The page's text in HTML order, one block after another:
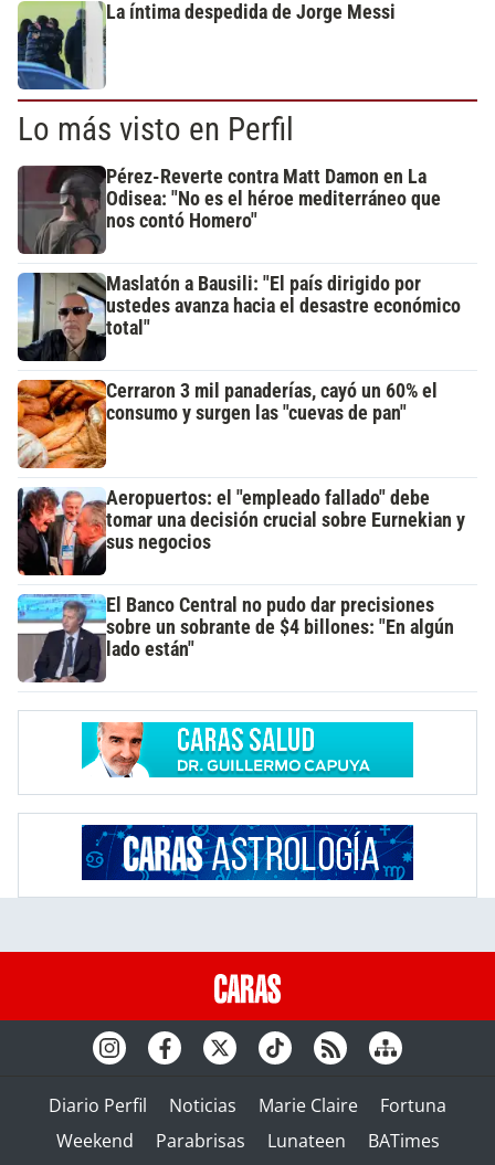
La íntima despedida de Jorge Messi
Lo más visto en Perfil
Pérez-Reverte contra Matt Damon en La
Odisea: "No es el héroe mediterráneo que
nos contó Homero"
Maslatón a Bausili: "El país dirigido por
ustedes avanza hacia el desastre económico
total"
Cerraron 3 mil panaderías, cayó un 60% el
consumo y surgen las "cuevas de pan"
Aeropuertos: el "empleado fallado" debe
tomar una decisión crucial sobre Eurnekian y
sus negocios
El Banco Central no pudo dar precisiones
sobre un sobrante de $4 billones: "En algún
lado están"
Diario Perfil Noticias Marie Claire
Fortuna
Weekend
Parabrisas Lunateen BATimes